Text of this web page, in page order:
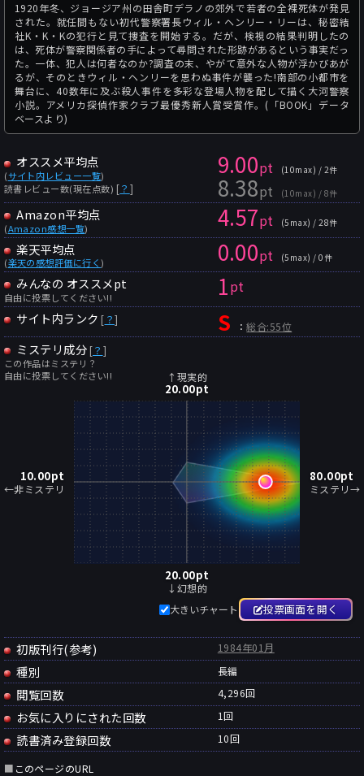
1920年冬、ジョージア州の田舎町デラノの郊外で若者の全裸死体が発見
された。就任間もない初代警察署長ウィル・ヘンリー・リーは、秘密結
社K・K・Kの犯行と見て捜査を開始する。だが、検視の結果判明したの
は、死体が警察関係者の手によって尋問された形跡があるという事実だっ
た。一体、犯人は何者なのか?調査の末、やがて意外な人物が浮かびあが
るが、そのときウィル・ヘンリーを思わぬ事件が襲った!南部の小都市を
舞台に、40数年に及ぶ殺人事件を多彩な登場人物を配して描く大河警察
小説。アメリカ探偵作家クラブ最優秀新人賞受賞作。(「BOOK」データ
ベースより)
オススメ平均点
(サイト内レビュー一覧)
読書レビュー数(現在点数) [？ ]
9.00pt (10max) / 2件
8.38pt (10max) / 8件
Amazon平均点
(Amazon感想一覧) 4.57pt (5max) / 28件
楽天平均点
(楽天の感想評価に行く) 0.00pt (5max) / 0件
みんなの オススメpt
自由に投票してください!! 1pt
サイト内ランク [ ？] S ：総合:55位
ミステリ成分 [？ ]
この作品はミステリ？
自由に投票してください!!
↑現実的
20.00pt
10.00pt
←非ミステリ
80.00pt
ミステリ→
20.00pt
↓幻想的
大きいチャート
投票画面を開く
初版刊行(参考) 1984年01月
種別 長編
閲覧回数 4,296回
お気に入りにされた回数 1回
読書済み登録回数 10回
■ このページのURL